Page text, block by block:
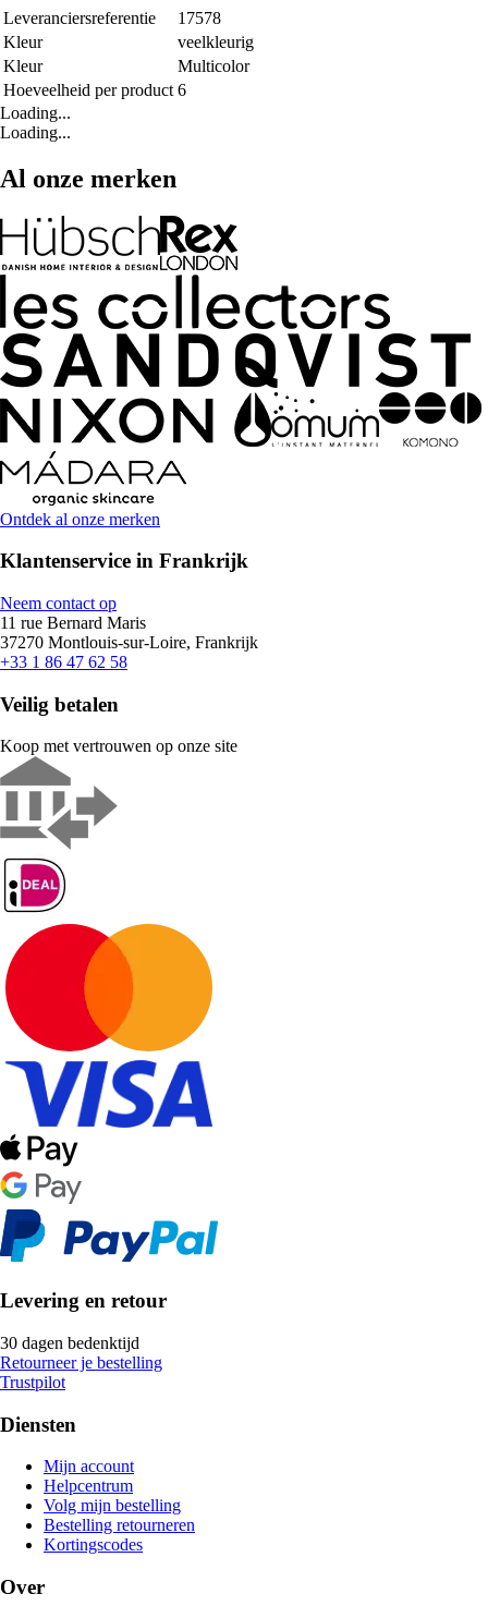
Leveranciersreferentie
17578
Kleur
veelkleurig
Kleur
Multicolor
Hoeveelheid per product 6
Loading...
Loading...
Al onze merken
Ontdek al onze merken
Klantenservice in Frankrijk
Neem contact op
11 rue Bernard Maris
37270 Montlouis-sur-Loire, Frankrijk
+33 1 86 47 62 58
Veilig betalen
Koop met vertrouwen op onze site
Levering en retour
30 dagen bedenktijd
Retourneer je bestelling
Trustpilot
Diensten
Mijn account
Helpcentrum
Volg mijn bestelling
Bestelling retourneren
Kortingscodes
Over